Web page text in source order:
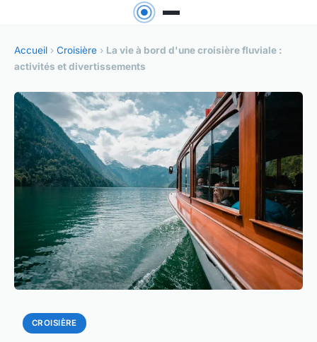
Accueil › Croisière › La vie à bord d'une croisière fluviale :
activités et divertissements
CROISIÈRE